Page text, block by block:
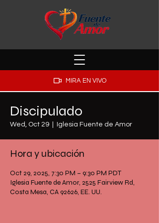
MIRA EN VIVO
Discipulado
Wed, Oct 29 Iglesia Fuente de Amor
Hora y ubicación
Oct 29, 2025, 7:30 PM – 9:30 PM PDT
Iglesia Fuente de Amor, 2525 Fairview Rd,
Costa Mesa, CA 92626, EE. UU.